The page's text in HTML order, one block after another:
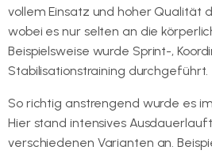
vollem Einsatz und hoher Qualität
wobei es nur selten an die
Beispielsweise wurde Sprint-,
Stabilisationstraining durchgeführt.
So richtig anstrengend wurde es
Hier stand intensives
verschiedenen Varianten an.